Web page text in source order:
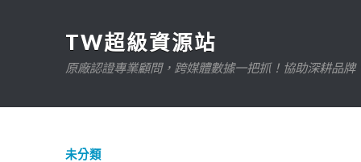
TW超級資源站
原廠認證專業顧問，跨媒體數據一把抓！協助深耕品牌
未分類